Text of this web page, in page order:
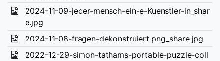
2024-11-09-jeder-mensch-ein-e-Kuenstler-in_shar
e.jpg
2024-11-08-fragen-dekonstruiert.png_share.jpg
2022-12-29-simon-tathams-portable-puzzle-coll